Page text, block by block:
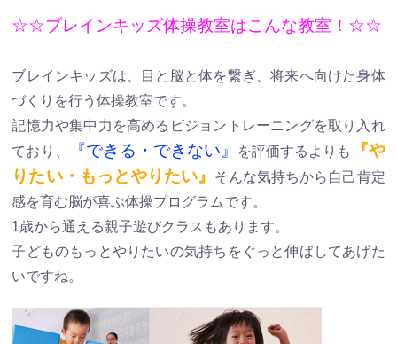
☆☆ブレインキッズ体操教室はこんな教室！☆☆
ブレインキッズは、目と脳と体を繋ぎ、将来へ向けた身体
づくりを行う体操教室です。
記憶力や集中力を高めるビジョントレーニングを取り入れ
ており、
『できる・できない』 を評価するよりも
『や
りたい・もっとやりたい』
そんな気持ちから自己肯定
感を育む脳が喜ぶ体操プログラムです。
1歳から通える親子遊びクラスもあります。
子どものもっとやりたいの気持ちをぐっと伸ばしてあげた
いですね。